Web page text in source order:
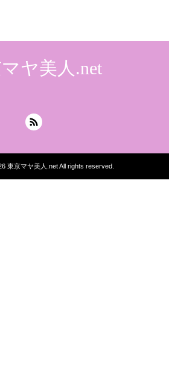
ヤ美人.net
東京マヤ美人.netAll rights reserved.